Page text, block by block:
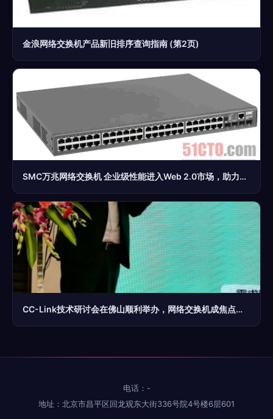
金浪网络交换机产品新旧排序查询指南 (第2页)
SMC万兆网络交换机 企业级性能进入Web 2.0市场，助力高效网络架构升级
CC-Link技术研讨会在佛山顺利举办，网络交换机成焦点议题
电话：-
地址：北京市昌平区回龙观东大街336号院4号楼6层601